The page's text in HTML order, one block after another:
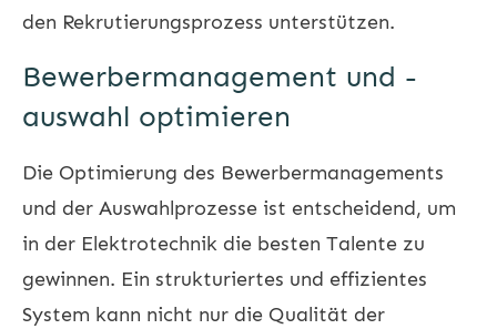
den Rekrutierungsprozess unterstützen.
Bewerbermanagement und -
auswahl optimieren
Die Optimierung des Bewerbermanagements
und der Auswahlprozesse ist entscheidend, um
in der Elektrotechnik die besten Talente zu
gewinnen. Ein strukturiertes und effizientes
System kann nicht nur die Qualität der